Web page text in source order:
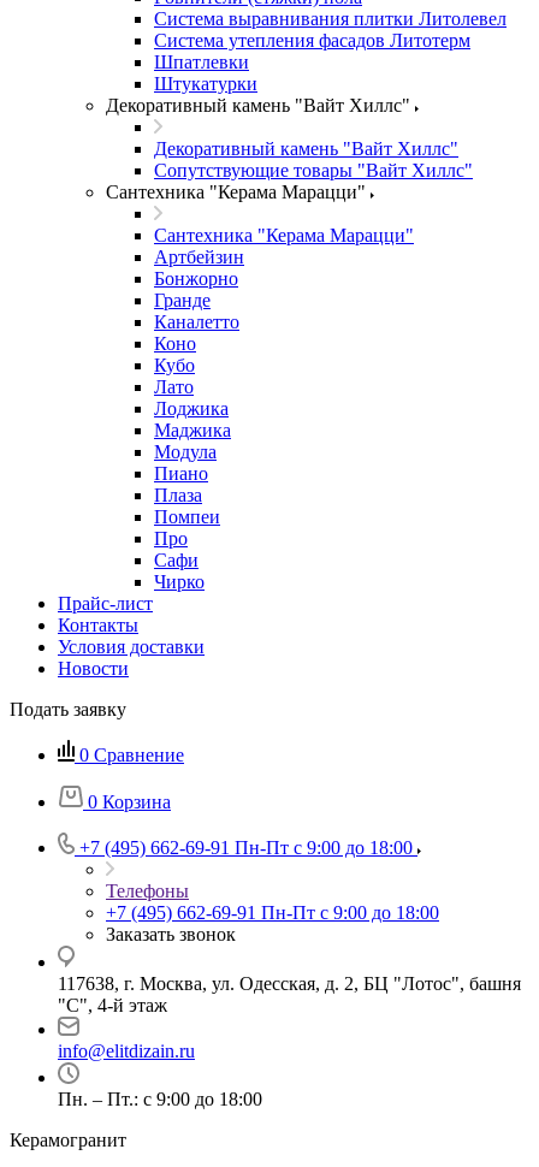
Система выравнивания плитки Литолевел
Система утепления фасадов Литотерм
Шпатлевки
Штукатурки
Декоративный камень "Вайт Хиллс"
Декоративный камень "Вайт Хиллс"
Сопутствующие товары "Вайт Хиллс"
Сантехника "Керама Марацци"
Сантехника "Керама Марацци"
Артбейзин
Бонжорно
Гранде
Каналетто
Коно
Кубо
Лато
Лоджика
Маджика
Модула
Пиано
Плаза
Помпеи
Про
Сафи
Чирко
Прайс-лист
Контакты
Условия доставки
Новости
Подать заявку
0 Сравнение
0 Корзина
+7 (495) 662-69-91 Пн-Пт c 9:00 до 18:00
Телефоны
+7 (495) 662-69-91 Пн-Пт c 9:00 до 18:00
Заказать звонок
117638, г. Москва, ул. Одесская, д. 2, БЦ "Лотос", башня
"С", 4-й этаж
info@elitdizain.ru
Пн. – Пт.: с 9:00 до 18:00
Керамогранит